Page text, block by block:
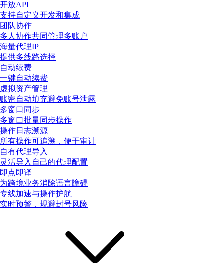
开放API
支持自定义开发和集成
团队协作
多人协作共同管理多账户
海量代理IP
提供多线路选择
自动续费
一键自动续费
虚拟资产管理
账密自动填充避免账号泄露
多窗口同步
多窗口批量同步操作
操作日志溯源
所有操作可追溯，便于审计
自有代理导入
灵活导入自己的代理配置
即点即译
为跨境业务消除语言障碍
专线加速与操作护航
实时预警，规避封号风险